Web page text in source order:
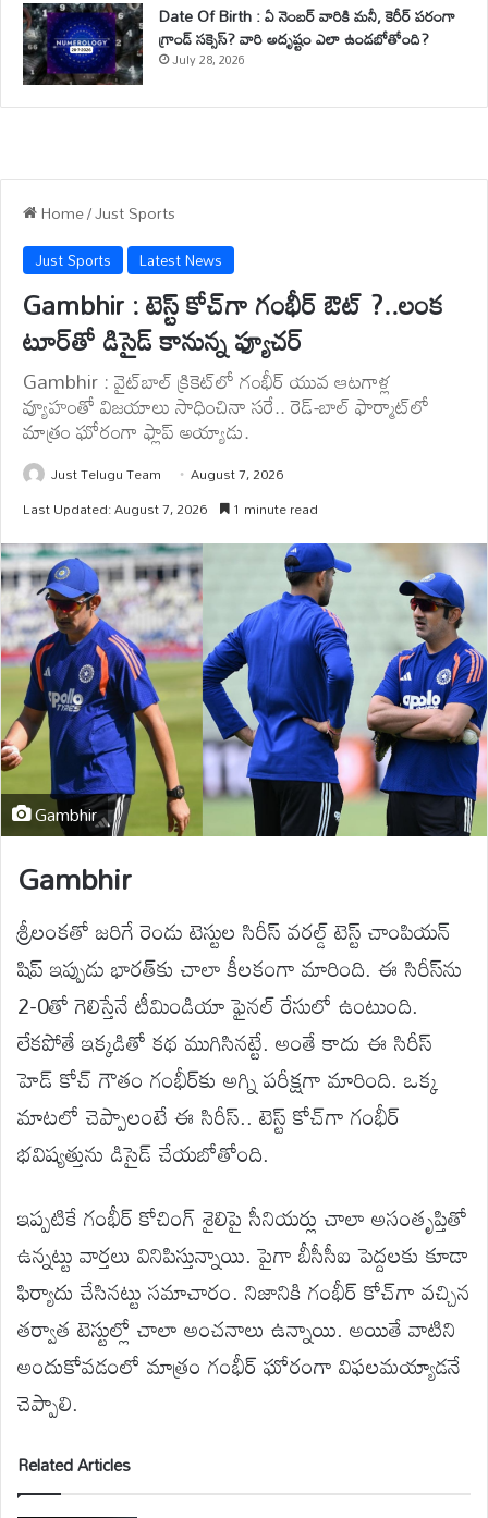
Date Of Birth : ఏ నెంబర్ వారికి మనీ, కెరీర్ పరంగా
గ్రాండ్ సక్సెస్? వారి అదృష్టం ఎలా ఉండబోతోంది?
July 28, 2026